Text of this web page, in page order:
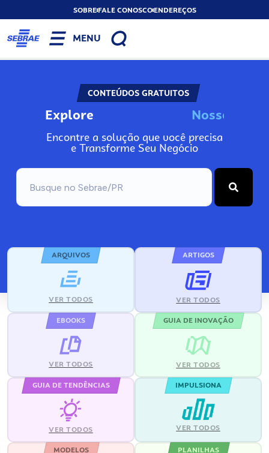
SOBREFALE CONOSCOENDEREÇOS
MENU
CONTEÚDOS GRATUITOS
Explore Nosso
Encontre a solução que você precisa
e Transforme Seu Negócio
ARQUIVOS
VER TODOS
ARTIGOS
VER TODOS
EBOOKS
VER TODOS
GUIA DE INOVAÇÃO
VER TODOS
GUIA DE TENDÊNCIAS
VER TODOS
IMPULSIONA
VER TODOS
MODELOS PLANILHAS